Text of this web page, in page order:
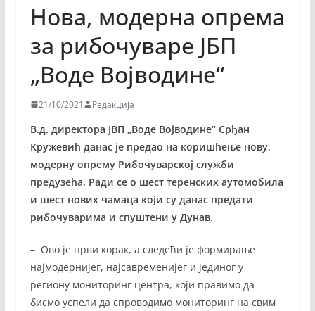
Нова, модерна опрема
за рибочуваре ЈБП
„Воде Војводине“
21/10/2021 Редакција
В.д. директора ЈВП „Воде Војводине“ Срђан
Кружевић данас је предао на коришћење нову,
модерну опрему Рибочуварској служби
предузећа. Ради се о шест теренских аутомобила
и шест нових чамаца који су данас предати
рибочуварима и спуштени у Дунав.
– Ово је први корак, а следећи је формирање
најмодернијег, најсавременијег и јединог у
региону мониторинг центра, који правимо да
бисмо успели да спроводимо мониторинг на свим